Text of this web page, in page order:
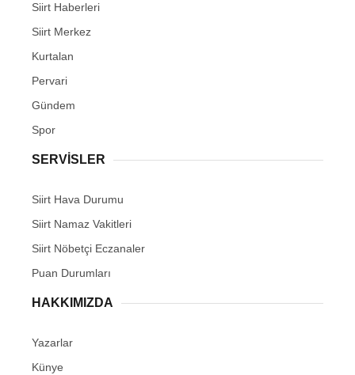
Siirt Haberleri
Siirt Merkez
Kurtalan
Pervari
Gündem
Spor
SERVİSLER
Siirt Hava Durumu
Siirt Namaz Vakitleri
Siirt Nöbetçi Eczanaler
Puan Durumları
HAKKIMIZDA
Yazarlar
Künye